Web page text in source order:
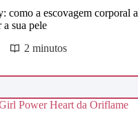
como a escovagem corporal a
a sua pele
2 minutos